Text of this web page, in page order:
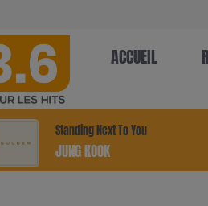
ACCUEIL
Standing Next To You
JUNG KOOK